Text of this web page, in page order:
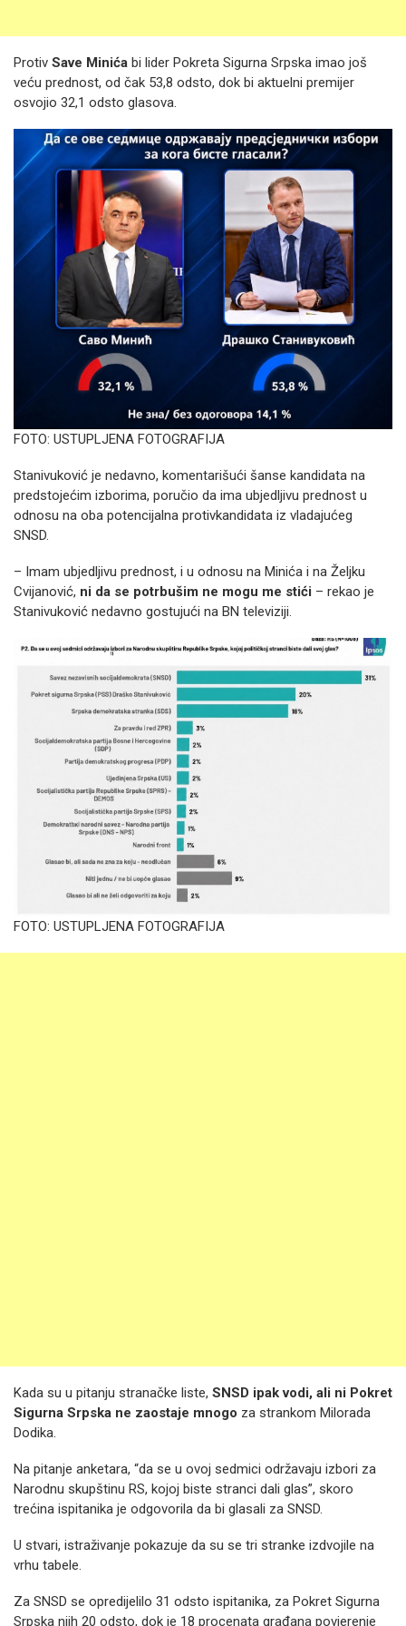
Protiv Save Minića bi lider Pokreta Sigurna Srpska imao još
veću prednost, od čak 53,8 odsto, dok bi aktuelni premijer
osvojio 32,1 odsto glasova.
FOTO: USTUPLJENA FOTOGRAFIJA
Stanivuković je nedavno, komentarišući šanse kandidata na
predstojećim izborima, poručio da ima ubjedljivu prednost u
odnosu na oba potencijalna protivkandidata iz vladajućeg
SNSD.
– Imam ubjedljivu prednost, i u odnosu na Minića i na Željku
Cvijanović, ni da se potrbušim ne mogu me stići – rekao je
Stanivuković nedavno gostujući na BN televiziji.
FOTO: USTUPLJENA FOTOGRAFIJA
Kada su u pitanju stranačke liste, SNSD ipak vodi, ali ni Pokret
Sigurna Srpska ne zaostaje mnogo za strankom Milorada
Dodika.
Na pitanje anketara, “da se u ovoj sedmici održavaju izbori za
Narodnu skupštinu RS, kojoj biste stranci dali glas”, skoro
trećina ispitanika je odgovorila da bi glasali za SNSD.
U stvari, istraživanje pokazuje da su se tri stranke izdvojile na
vrhu tabele.
Za SNSD se opredijelilo 31 odsto ispitanika, za Pokret Sigurna
Srpska njih 20 odsto, dok je 18 procenata građana povjerenje